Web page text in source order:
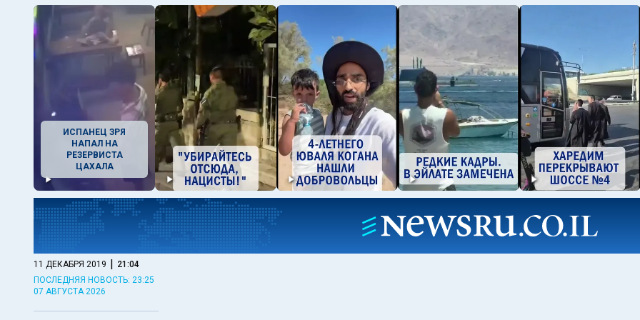
ИСПАНЕЦ ЗРЯ
НАПАЛ НА
РЕЗЕРВИСТА
ЦАХАЛА
11 ДЕКАБРЯ 2019 | 21:04
ПОСЛЕДНЯЯ НОВОСТЬ: 23:25
07 АВГУСТА 2026